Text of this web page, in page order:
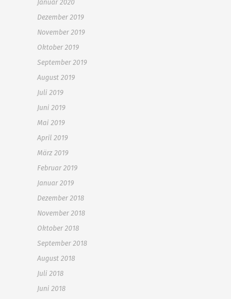
Januar 2020
Dezember 2019
November 2019
Oktober 2019
September 2019
August 2019
Juli 2019
Juni 2019
Mai 2019
April 2019
März 2019
Februar 2019
Januar 2019
Dezember 2018
November 2018
Oktober 2018
September 2018
August 2018
Juli 2018
Juni 2018